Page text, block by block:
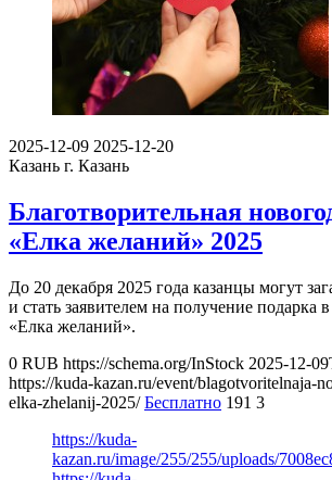
2025-12-09 2025-12-20
Казань г. Казань
Благотворительная
«Елка желаний» 2025
До 20 декабря 2025 года казанцы могут
и стать заявителем на получение подарка
«Елка желаний».
0 RUB https://schema.org/InStock 2025-12-
https://kuda-kazan.ru/event/blagotvoritelnaja-
elka-zhelanij-2025/ Бесплатно 191 3
https://kuda-
kazan.ru/image/255/255/uploads/